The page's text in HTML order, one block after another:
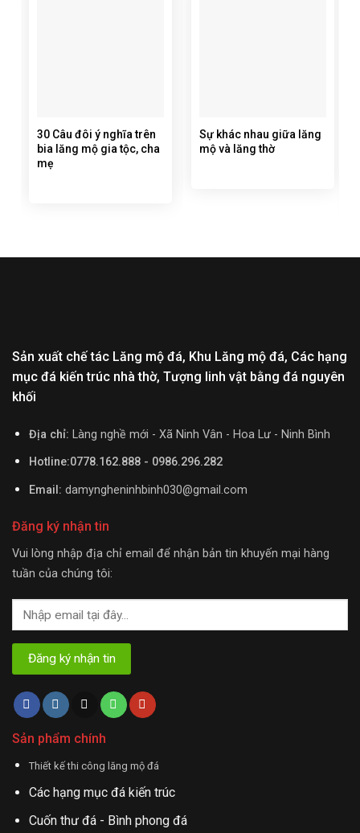
30 Câu đôi ý nghĩa trên
bia lăng mộ gia tộc, cha
mẹ
Sự khác nhau giữa lăng
mộ và lăng thờ
Sản xuất chế tác Lăng mộ đá, Khu Lăng mộ đá, Các hạng
mục đá kiến trúc nhà thờ, Tượng linh vật bằng đá nguyên
khối
Địa chỉ: Làng nghề mới - Xã Ninh Vân - Hoa Lư - Ninh Bình
Hotline:0778.162.888 - 0986.296.282
Email: damyngheninhbinh030@gmail.com
Đăng ký nhận tin
Vui lòng nhập địa chỉ email để nhận bản tin khuyến mại hàng
tuần của chúng tôi:
Sản phẩm chính
Thiết kế thi công lăng mộ đá
Các hạng mục đá kiến trúc
Cuốn thư đá - Bình phong đá